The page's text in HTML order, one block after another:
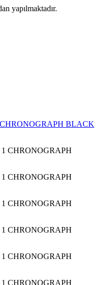
yapılmaktadır.
BLACK